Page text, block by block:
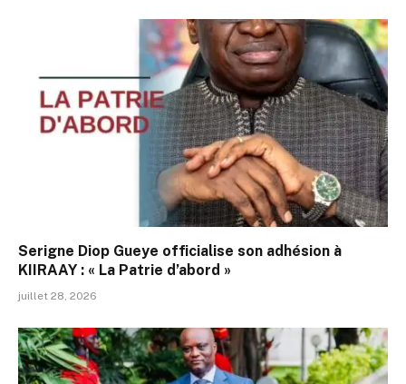
Serigne Diop Gueye officialise son adhésion à
KIIRAAY : « La Patrie d’abord »
juillet 28, 2026